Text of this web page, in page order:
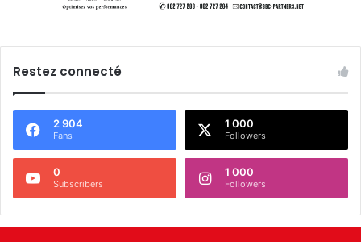
Restez connecté
2 904
Fans
1 000
Followers
0
Subscribers
1 000
Followers